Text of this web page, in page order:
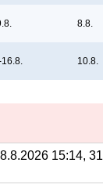
8.8.
16.8. 10.8.
15:14, 31